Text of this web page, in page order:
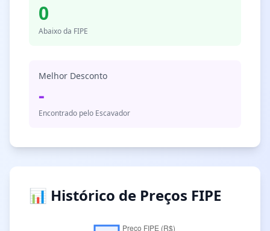
0
Abaixo da FIPE
Melhor Desconto
-
Encontrado pelo Escavador
📊 Histórico de Preços FIPE